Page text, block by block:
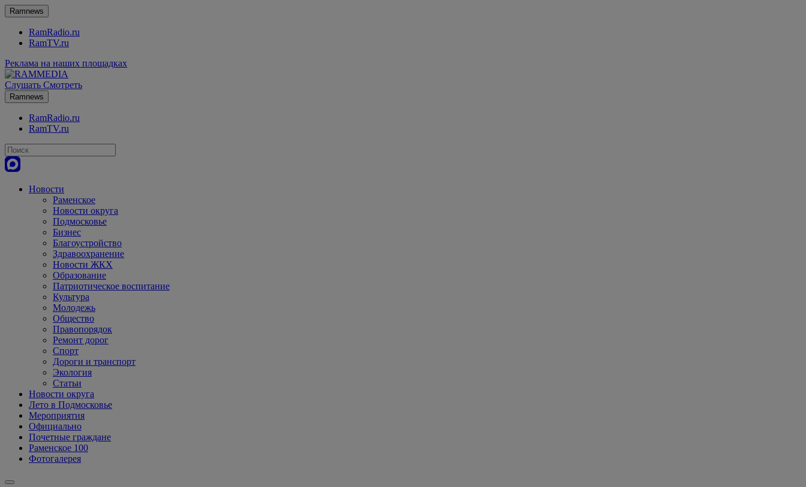
Ramnews
RamRadio.ru
RamTV.ru
Реклама на наших площадках
Слушать Смотреть
Ramnews
RamRadio.ru
RamTV.ru
Новости
Раменское
Новости округа
Подмосковье
Бизнес
Благоустройство
Здравоохранение
Новости ЖКХ
Образование
Патриотическое воспитание
Культура
Молодежь
Общество
Правопорядок
Ремонт дорог
Спорт
Дороги и транспорт
Экология
Статьи
Новости округа
Лето в Подмосковье
Мероприятия
Официально
Почетные граждане
Раменское 100
Фотогалерея